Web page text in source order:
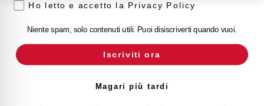
Ho letto e accetto la Privacy Policy
Niente spam, solo contenuti utili. Puoi disiscriverti quando vuoi.
Iscriviti ora
Magari più tardi